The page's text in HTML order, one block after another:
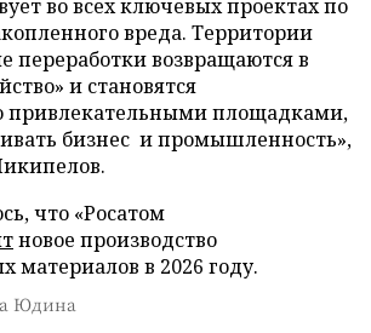
во всех ключевых проектах по
вреда. Территории
переработки возвращаются в
и становятся
привлекательными площадками,
бизнес и промышленность»,
что «Росатом
новое производство
материалов в 2026 году.
Юдина